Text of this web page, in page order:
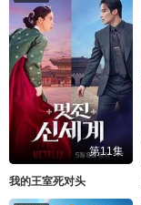
第11集
我的王室死对头